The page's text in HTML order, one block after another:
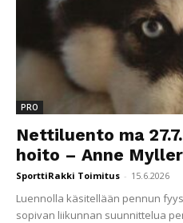
PRO
Nettiluento ma
hoito – Anne
SporttiRakki Toimitus - 15.6.2026
Luennolla käsitellään pennun
sopivan liikunnan suunnittelua